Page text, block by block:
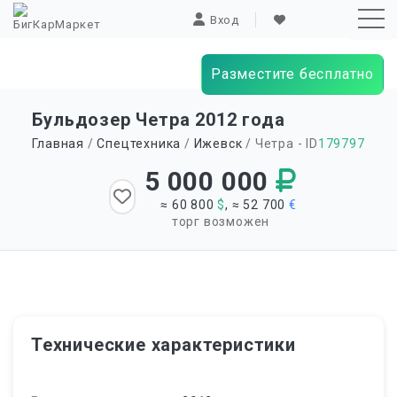
Вход
Разместите бесплатно
Бульдозер Четра 2012 года
Главная /Спецтехника / Ижевск / Четра - ID179797
5 000 000
≈ 60 800$, ≈ 52 700€
торг возможен
Технические характеристики